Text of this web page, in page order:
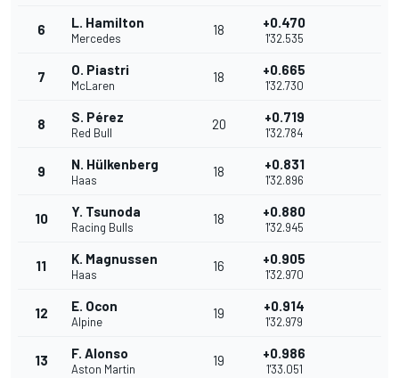
6 L. Hamilton
Mercedes
18 +0.470
1'32.535
7 O. Piastri
McLaren
18 +0.665
1'32.730
8 S. Pérez
Red Bull
20 +0.719
1'32.784
9 N. Hülkenberg
Haas
18 +0.831
1'32.896
10 Y. Tsunoda
Racing Bulls
18 +0.880
1'32.945
11 K. Magnussen
Haas
16 +0.905
1'32.970
12 E. Ocon
Alpine
19 +0.914
1'32.979
13 F. Alonso
Aston Martin
19 +0.986
1'33.051